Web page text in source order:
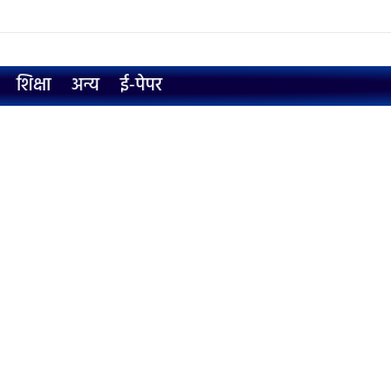
शिक्षा अन्य ई-पेपर